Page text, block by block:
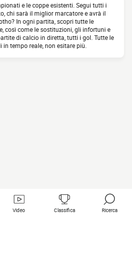
e le coppe esistenti. Segui tutti i
chi sarà il miglior marcatore e avrà il
In ogni partita, scopri tutte le
così come le sostituzioni, gli infortuni e
di calcio in diretta, tutti i gol. Tutte le
tempo reale, non esitare più.
Video Classifica Ricerca